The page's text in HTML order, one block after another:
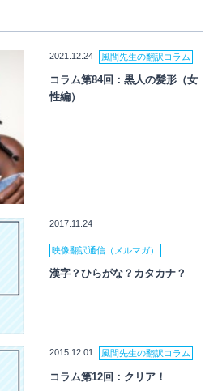
2021.12.24 風間先生の翻訳コラム
コラム第84回：黒人の髪形（女
性編）
2017.11.24
映像翻訳通信（メルマガ）
漢字？ひらがな？カタカナ？
2015.12.01 風間先生の翻訳コラム
コラム第12回：クリア！